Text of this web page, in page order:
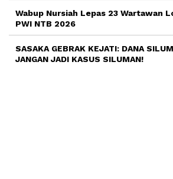
Wabup Nursiah Lepas 23 Wartawan
PWI NTB 2026
SASAKA GEBRAK KEJATI: DANA
JANGAN JADI KASUS SILUMAN!